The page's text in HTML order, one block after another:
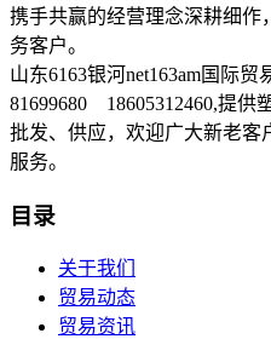
携手共赢的经营理念深耕细作
务客户。
山东6163银河net163am国际
81699680 18605312460,提供
批发、供应，欢迎广大新老客
服务。
目录
关于我们
贸易动态
贸易资讯